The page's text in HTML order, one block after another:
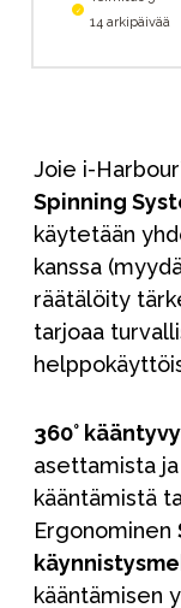
14 arkipäivää
Joie i-
Spinning
käytetään
kanssa
räätälöity
tarjoaa
360°
asettamista
kääntämistä
Ergonominen
kääntämisen